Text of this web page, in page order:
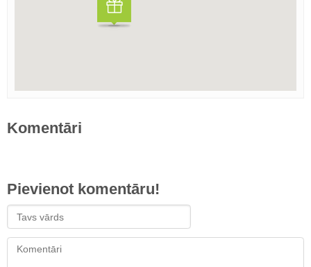
Komentāri
Pievienot komentāru!